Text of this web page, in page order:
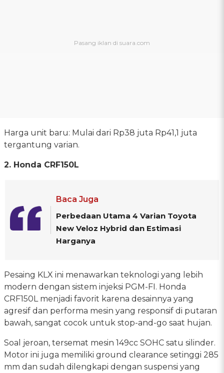
Harga unit baru: Mulai dari Rp38 juta Rp41,1 juta
tergantung varian.
2. Honda CRF150L
Baca Juga
Perbedaan Utama 4 Varian Toyota
New Veloz Hybrid dan Estimasi
Harganya
Pesaing KLX ini menawarkan teknologi yang lebih
modern dengan sistem injeksi PGM-FI. Honda
CRF150L menjadi favorit karena desainnya yang
agresif dan performa mesin yang responsif di putaran
bawah, sangat cocok untuk stop-and-go saat hujan.
Soal jeroan, tersemat mesin 149cc SOHC satu silinder.
Motor ini juga memiliki ground clearance setinggi 285
mm dan sudah dilengkapi dengan suspensi yang